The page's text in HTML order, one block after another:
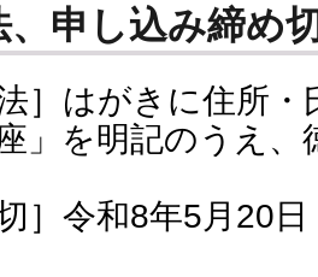
、申し込み締め
］はがきに住所
」を明記のうえ
］令和8年5月20